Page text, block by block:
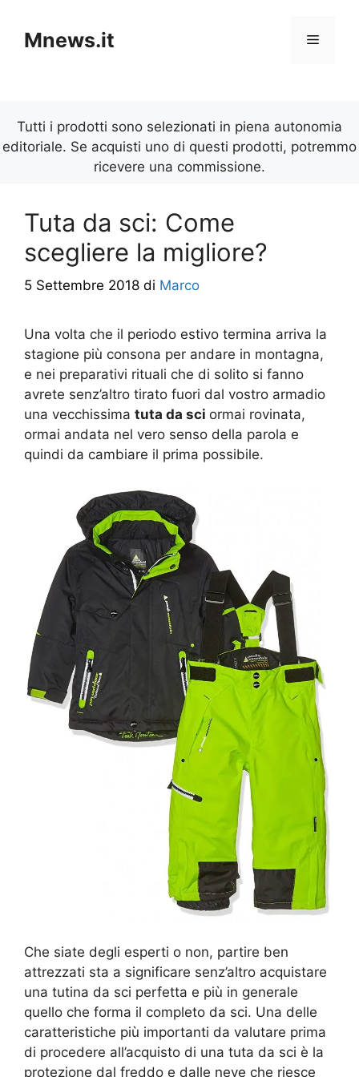
contenuto
Mnews.it Menu
Tutti i prodotti sono selezionati in piena autonomia
editoriale. Se acquisti uno di questi prodotti, potremmo
ricevere una commissione.
Tuta da sci: Come
scegliere la migliore?
5 Settembre 2018 di Marco
Una volta che il periodo estivo termina arriva la
stagione più consona per andare in montagna,
e nei preparativi rituali che di solito si fanno
avrete senz’altro tirato fuori dal vostro armadio
una vecchissima tuta da sci ormai rovinata,
ormai andata nel vero senso della parola e
quindi da cambiare il prima possibile.
Che siate degli esperti o non, partire ben
attrezzati sta a significare senz’altro acquistare
una tutina da sci perfetta e più in generale
quello che forma il completo da sci. Una delle
caratteristiche più importanti da valutare prima
di procedere all’acquisto di una tuta da sci è la
protezione dal freddo e dalle neve che riesce